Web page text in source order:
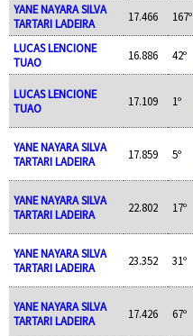
YANE NAYARA SILVA
TARTARI LADEIRA
17.466 167º
LUCAS LENCIONE
TUAO
16.886 42º
LUCAS LENCIONE
TUAO
17.109 1º
YANE NAYARA SILVA
TARTARI LADEIRA
17.859 5º
YANE NAYARA SILVA
TARTARI LADEIRA
22.802 17º
YANE NAYARA SILVA
TARTARI LADEIRA
23.352 31º
YANE NAYARA SILVA
TARTARI LADEIRA
17.426 67º